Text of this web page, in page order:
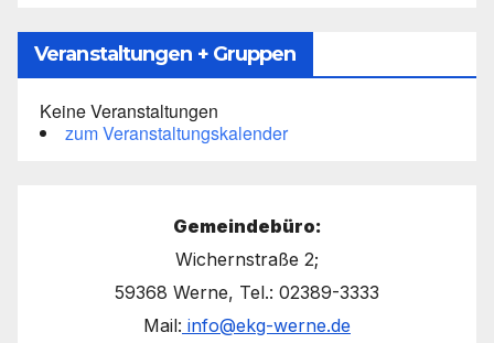
Veranstaltungen + Gruppen
Keine Veranstaltungen
zum Veranstaltungskalender
Gemeindebüro:
Wichernstraße 2;
59368 Werne, Tel.: 02389-3333
Mail: info@ekg-werne.de